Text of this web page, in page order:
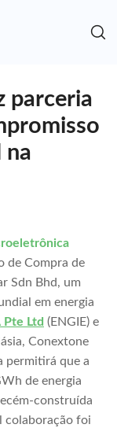
parceria
na
de Compra de
Sdn Bhd, um
em energia
Pte Ltd (ENGIE) e
Conextone
permitirá que a
de energia
construída
colaboração foi